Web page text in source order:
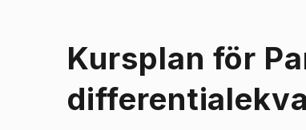
Kursplan för